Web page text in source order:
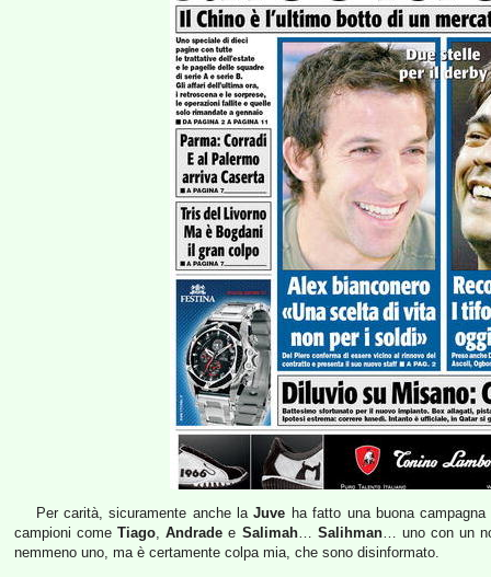
Per carità, sicuramente anche laJuve ha fatto una buona
campioni comeTiago,Andrade e Salimah… Salihman… uno con un
nemmeno uno, ma è certamente colpa mia, che sono disinformato.